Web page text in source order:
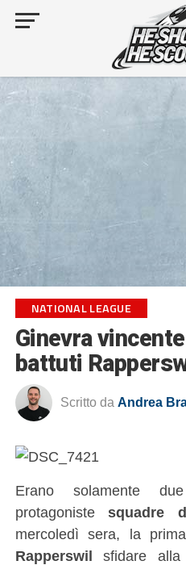
NATIONAL LEAGUE
Ginevra
battuti
Scritto da Andrea
Erano solamente
protagonistesquadre
mercoledì sera, la
Rapperswil sfidare